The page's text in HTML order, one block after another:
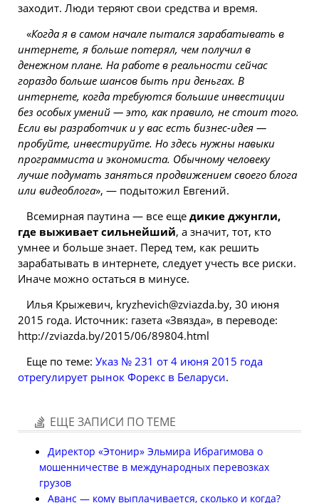
заходит. Люди теряют свои средства и время.
«Когда я в самом начале пытался зарабатывать в
интернете, я больше потерял, чем получил в
денежном плане. На работе в реальности сейчас
гораздо больше шансов быть при деньгах. В
интернете, когда требуются большие инвестиции
без особых умений — это, как правило, не стоит того.
Если вы разработчик и у вас есть бизнес-идея —
пробуйте, инвестируйте. Но здесь нужны навыки
программиста и экономиста. Обычному человеку
лучше подумать заняться продвижением своего блога
или видеоблога», — подытожил Евгений.
Всемирная паутина — все еще дикие джунгли,
где выживает сильнейший, а значит, тот, кто
умнее и больше знает. Перед тем, как решить
зарабатывать в интернете, следует учесть все риски.
Иначе можно остаться в минусе.
Илья Крыжевич, kryzhevich@zviazda.by, 30 июня
2015 года. Источник: газета «Звязда», в переводе:
http://zviazda.by/2015/06/89804.html
Еще по теме: Указ № 231 от 4 июня 2015 года
отрегулирует рынок Форекс в Беларуси.
ЕЩЕ ЗАПИСИ ПО ТЕМЕ
Директор «Этонир» Эльмира Ибрагимова о
мошенничестве в международных перевозках
грузов
Аванс — кому выплачивается, сколько и когда?